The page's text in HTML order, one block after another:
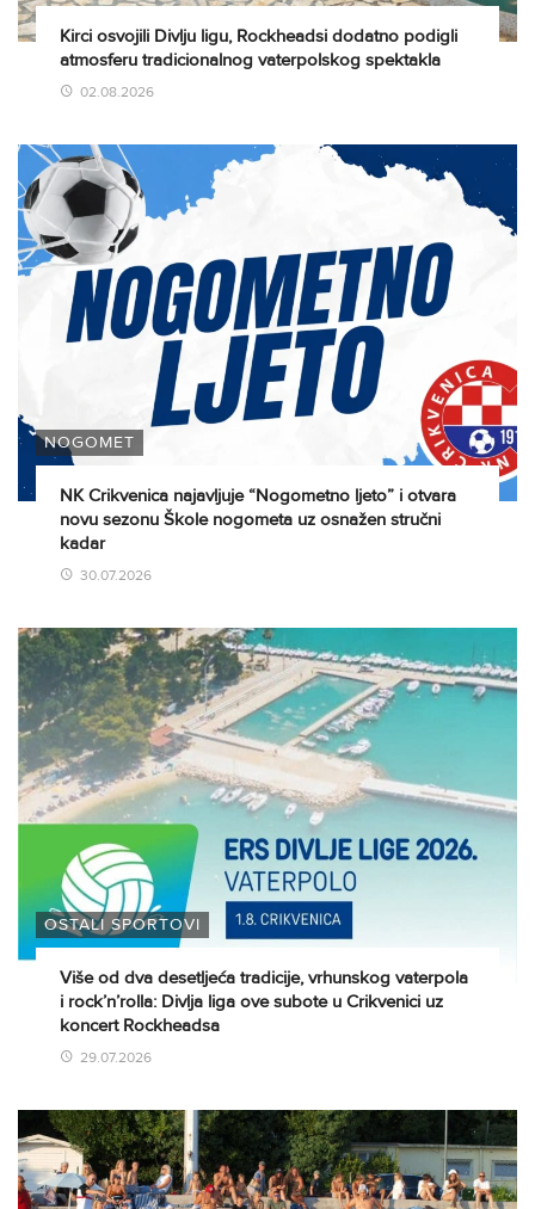
Kirci osvojili Divlju ligu, Rockheadsi dodatno podigli
atmosferu tradicionalnog vaterpolskog spektakla
02.08.2026
NOGOMET
NK Crikvenica najavljuje “Nogometno ljeto” i otvara
novu sezonu Škole nogometa uz osnažen stručni
kadar
30.07.2026
OSTALI SPORTOVI
Više od dva desetljeća tradicije, vrhunskog vaterpola
i rock’n’rolla: Divlja liga ove subote u Crikvenici uz
koncert Rockheadsa
29.07.2026